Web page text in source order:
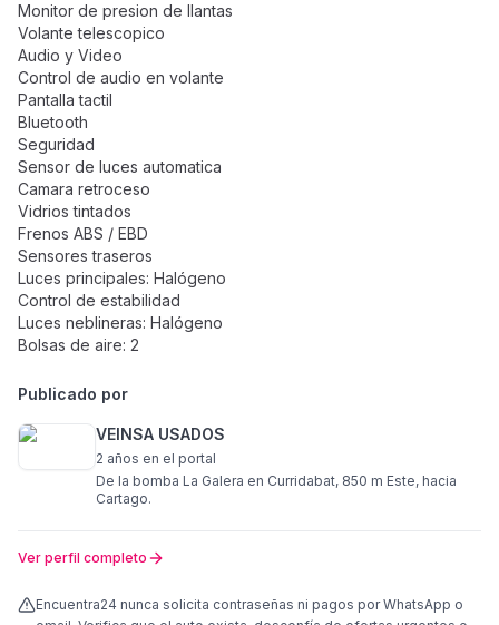
Monitor de presion de llantas
Volante telescopico
Audio y Video
Control de audio en volante
Pantalla tactil
Bluetooth
Seguridad
Sensor de luces automatica
Camara retroceso
Vidrios tintados
Frenos ABS / EBD
Sensores traseros
Luces principales: Halógeno
Control de estabilidad
Luces neblineras: Halógeno
Bolsas de aire: 2
Publicado por
VEINSA USADOS
2 años en el portal
De la bomba La Galera en Curridabat, 850 m Este, hacia
Cartago.
Ver perfil completo
Encuentra24 nunca solicita contraseñas ni pagos por WhatsApp o